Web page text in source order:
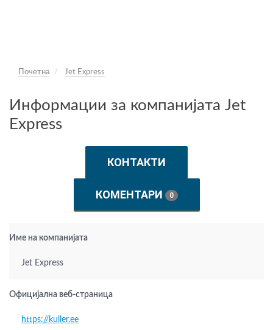
Почетна Jet Express
Информации за компанијата Jet
Express
КОНТАКТИ
КОМЕНТАРИ 0
Име на компанијата
Jet Express
Официјална веб-страница
https://kuller.ee